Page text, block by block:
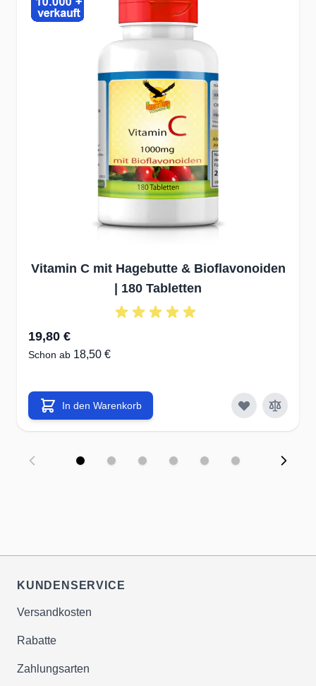
Vitamin C mit Hagebutte & Bioflavonoiden
| 180 Tabletten
19,80 €
Schon ab 18,50 €
In den Warenkorb
KUNDENSERVICE
Versandkosten
Rabatte
Zahlungsarten